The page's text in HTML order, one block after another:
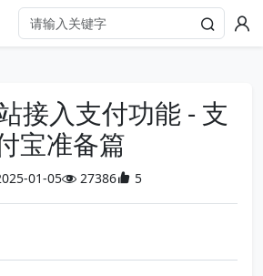
接入支付功能 - 支
宝准备篇
01-05 27386 5